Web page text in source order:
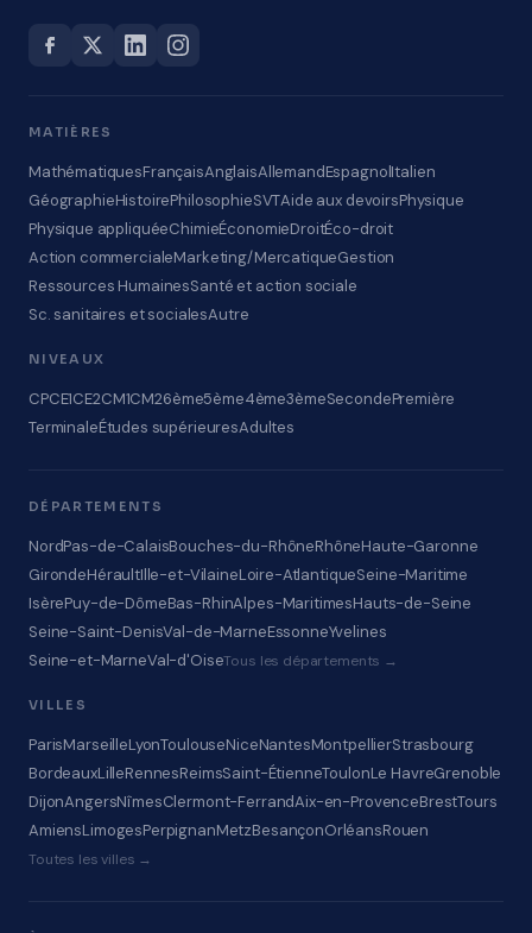
MATIÈRES
MathématiquesFrançaisAnglaisAllemandEspagnolItalien
GéographieHistoirePhilosophieSVTAide aux devoirsPhysique
Physique appliquéeChimieÉconomieDroitÉco-droit
Action commercialeMarketing/MercatiqueGestion
Ressources HumainesSanté et action sociale
Sc. sanitaires et socialesAutre
NIVEAUX
CPCE1CE2CM1CM26ème5ème4ème3èmeSecondePremière
TerminaleÉtudes supérieuresAdultes
DÉPARTEMENTS
NordPas-de-CalaisBouches-du-RhôneRhôneHaute-Garonne
GirondeHéraultIlle-et-VilaineLoire-AtlantiqueSeine-Maritime
IsèrePuy-de-DômeBas-RhinAlpes-MaritimesHauts-de-Seine
Seine-Saint-DenisVal-de-MarneEssonneYvelines
Seine-et-MarneVal-d'OiseTous les départements →
VILLES
ParisMarseilleLyonToulouseNiceNantesMontpellierStrasbourg
BordeauxLilleRennesReimsSaint-ÉtienneToulonLe HavreGrenoble
DijonAngersNîmesClermont-FerrandAix-en-ProvenceBrestTours
AmiensLimogesPerpignanMetzBesançonOrléansRouen
Toutes les villes →